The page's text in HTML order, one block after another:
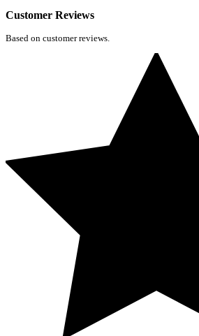
Customer Reviews
Based on customer reviews.